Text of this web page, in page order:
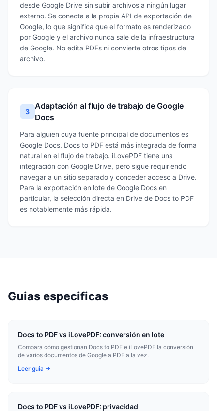
desde Google Drive sin subir archivos a ningún lugar
externo. Se conecta a la propia API de exportación de
Google, lo que significa que el formato es renderizado
por Google y el archivo nunca sale de la infraestructura
de Google. No edita PDFs ni convierte otros tipos de
archivo.
3
Adaptación al flujo de trabajo de Google
Docs
Para alguien cuya fuente principal de documentos es
Google Docs, Docs to PDF está más integrada de forma
natural en el flujo de trabajo. iLovePDF tiene una
integración con Google Drive, pero sigue requiriendo
navegar a un sitio separado y conceder acceso a Drive.
Para la exportación en lote de Google Docs en
particular, la selección directa en Drive de Docs to PDF
es notablemente más rápida.
Guias especificas
Docs to PDF vs iLovePDF: conversión en lote
Compara cómo gestionan Docs to PDF e iLovePDF la conversión
de varios documentos de Google a PDF a la vez.
Leer guia →
Docs to PDF vs iLovePDF: privacidad